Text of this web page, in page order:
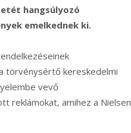
hangsúlyozó
emelkednek ki.
törvénysértő kereskedelmi
vevő
reklámokat, amihez a Nielsen